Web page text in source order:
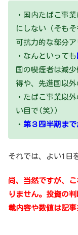
・国内たばこ事
にしない（そも
可抗力的な部分ア
・なんといっても
国の喫煙者は減
得や、先進国以外
・たばこ事業以
い目で(笑)）
・ 第３四半期ま
それでは、よい1日
尚、当然ですが、
りません。投資の
載内容や数値は記事